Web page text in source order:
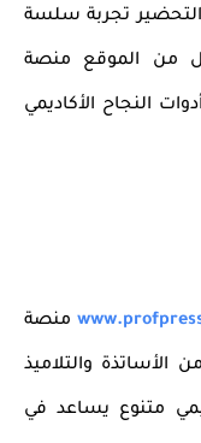
تجربة سلسة
من الموقع منصة
النجاح الأكاديمي
منصة
الأساتذة والتلاميذ
متنوع يساعد في